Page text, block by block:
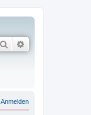
Suche
Anmelden